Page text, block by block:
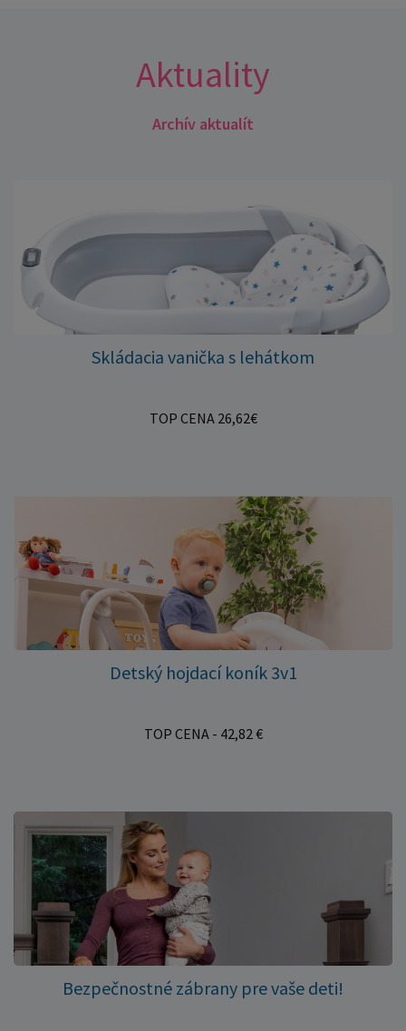
Aktuality
Archív aktualít
Skládacia vanička s lehátkom
TOP CENA 26,62€
Detský hojdací koník 3v1
TOP CENA - 42,82 €
Bezpečnostné zábrany pre vaše deti!